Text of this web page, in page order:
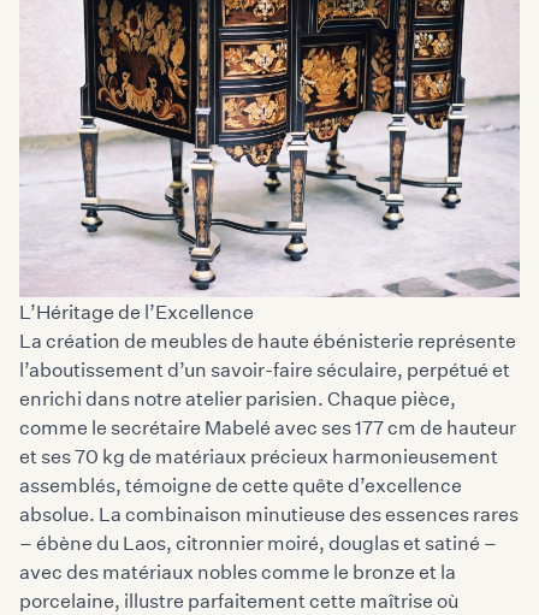
L’Héritage de l’Excellence
La création de meubles de haute ébénisterie représente
l’aboutissement d’un savoir-faire séculaire, perpétué et
enrichi dans notre atelier parisien. Chaque pièce,
comme le secrétaire Mabelé avec ses 177 cm de hauteur
et ses 70 kg de matériaux précieux harmonieusement
assemblés, témoigne de cette quête d’excellence
absolue. La combinaison minutieuse des essences rares
– ébène du Laos, citronnier moiré, douglas et satiné –
avec des matériaux nobles comme le bronze et la
porcelaine, illustre parfaitement cette maîtrise où